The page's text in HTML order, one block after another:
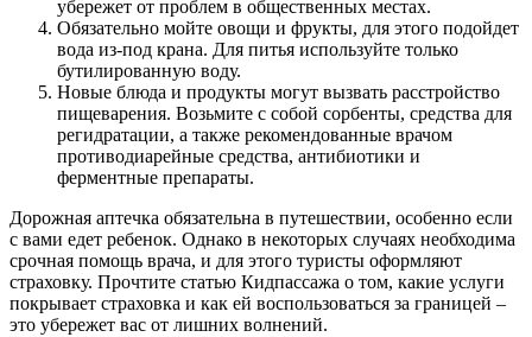
убережет от проблем в общественных местах.
Обязательно мойте овощи и фрукты, для этого подойдет
вода из-под крана. Для питья используйте только
бутилированную воду.
Новые блюда и продукты могут вызвать расстройство
пищеварения. Возьмите с собой сорбенты, средства для
регидратации, а также рекомендованные врачом
противодиарейные средства, антибиотики и
ферментные препараты.
Дорожная аптечка обязательна в путешествии, особенно если
с вами едет ребенок. Однако в некоторых случаях необходима
срочная помощь врача, и для этого туристы оформляют
страховку. Прочтите статью Кидпассажа о том, какие услуги
покрывает страховка и как ей воспользоваться за границей –
это убережет вас от лишних волнений.